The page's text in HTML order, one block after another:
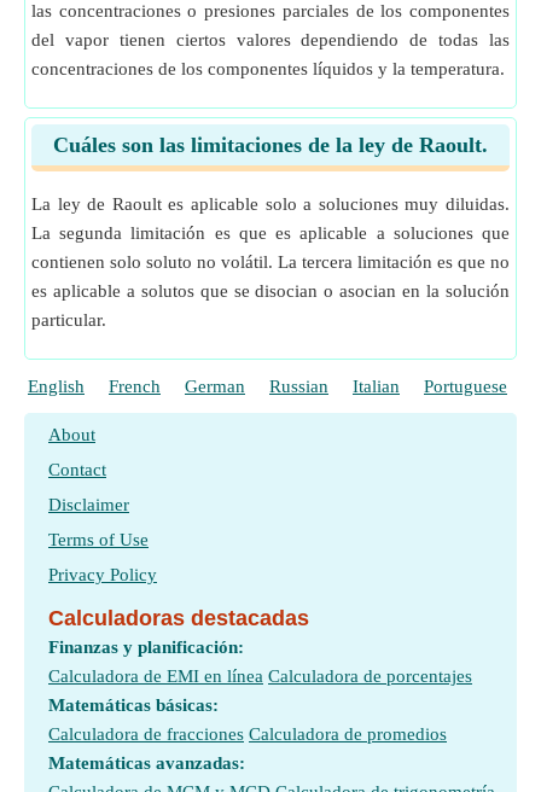
las concentraciones o presiones parciales de los componentes
del vapor tienen ciertos valores dependiendo de todas las
concentraciones de los componentes líquidos y la temperatura.
Cuáles son las limitaciones de la ley de Raoult.
La ley de Raoult es aplicable solo a soluciones muy diluidas.
La segunda limitación es que es aplicable a soluciones que
contienen solo soluto no volátil. La tercera limitación es que no
es aplicable a solutos que se disocian o asocian en la solución
particular.
English French German Russian Italian Portuguese
About
Contact
Disclaimer
Terms of Use
Privacy Policy
Calculadoras destacadas
Finanzas y planificación:
Calculadora de EMI en línea Calculadora de porcentajes
Matemáticas básicas:
Calculadora de fracciones Calculadora de promedios
Matemáticas avanzadas: